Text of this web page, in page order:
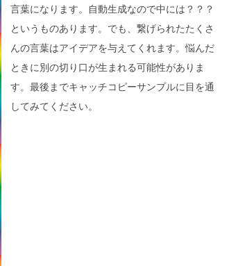
言葉になります。自動生成なので中には？？？
というものあります。でも、繋げられたたくさ
んの言葉はアイデアを与えてくれます。悩んだ
ときに別の切り口が生まれる可能性がありま
す。最後までキャッチコピーサンプルに目を通
してみてください。